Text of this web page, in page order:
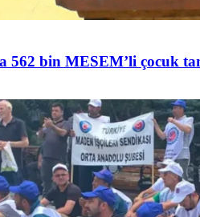
562 bin MESEM’li çocuk